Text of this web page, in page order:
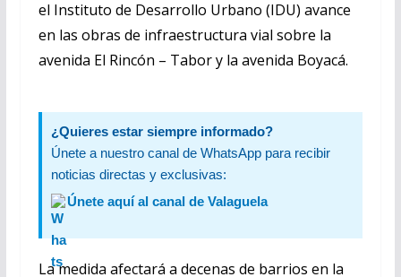
el Instituto de Desarrollo Urbano (IDU) avance
en las obras de infraestructura vial sobre la
avenida El Rincón – Tabor y la avenida Boyacá.
¿Quieres estar siempre informado?
Únete a nuestro canal de WhatsApp para recibir
noticias directas y exclusivas:
Únete aquí al canal de Valaguela
La medida afectará a decenas de barrios en la